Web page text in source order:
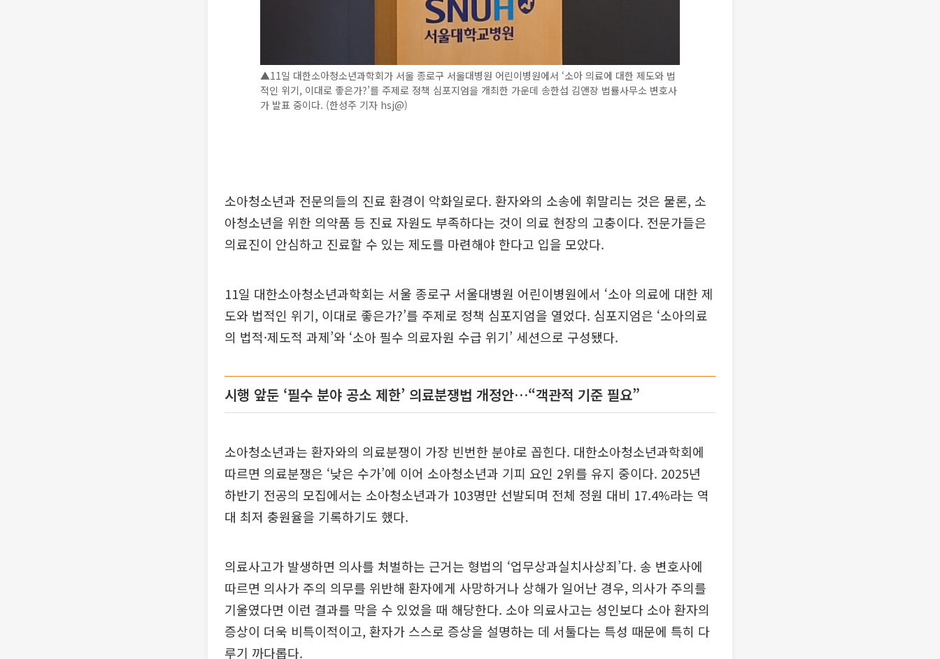
▲11일 대한소아청소년과학회가 서울 종로구 서울대병원 어린이병원에서 ‘소아 의료에 대한 제도와 법
적인 위기, 이대로 좋은가?’를 주제로 정책 심포지엄을 개최한 가운데 송한섭 김앤장 법률사무소 변호사
가 발표 중이다. (한성주 기자 hsj@)
소아청소년과 전문의들의 진료 환경이 악화일로다. 환자와의 소송에 휘말리는 것은 물론, 소
아청소년을 위한 의약품 등 진료 자원도 부족하다는 것이 의료 현장의 고충이다. 전문가들은
의료진이 안심하고 진료할 수 있는 제도를 마련해야 한다고 입을 모았다.
11일 대한소아청소년과학회는 서울 종로구 서울대병원 어린이병원에서 ‘소아 의료에 대한 제
도와 법적인 위기, 이대로 좋은가?’를 주제로 정책 심포지엄을 열었다. 심포지엄은 ‘소아의료
의 법적·제도적 과제’와 ‘소아 필수 의료자원 수급 위기’ 세션으로 구성됐다.
시행 앞둔 ‘필수 분야 공소 제한’ 의료분쟁법 개정안…“객관적 기준 필요”
소아청소년과는 환자와의 의료분쟁이 가장 빈번한 분야로 꼽힌다. 대한소아청소년과학회에
따르면 의료분쟁은 ‘낮은 수가’에 이어 소아청소년과 기피 요인 2위를 유지 중이다. 2025년
하반기 전공의 모집에서는 소아청소년과가 103명만 선발되며 전체 정원 대비 17.4%라는 역
대 최저 충원율을 기록하기도 했다.
의료사고가 발생하면 의사를 처벌하는 근거는 형법의 ‘업무상과실치사상죄’다. 송 변호사에
따르면 의사가 주의 의무를 위반해 환자에게 사망하거나 상해가 일어난 경우, 의사가 주의를
기울였다면 이런 결과를 막을 수 있었을 때 해당한다. 소아 의료사고는 성인보다 소아 환자의
증상이 더욱 비특이적이고, 환자가 스스로 증상을 설명하는 데 서툴다는 특성 때문에 특히 다
루기 까다롭다.